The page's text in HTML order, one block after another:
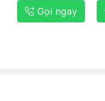
Gọi ngay